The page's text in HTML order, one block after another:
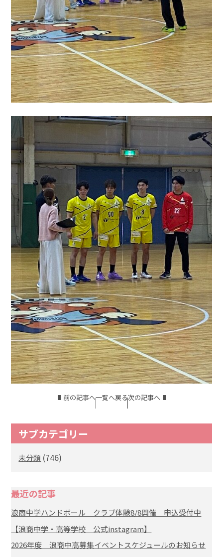
前の記事へ一覧へ戻る次の記事へ
サブカテゴリー
未分類 (746)
最近の記事
浪商中学ハンドボール クラブ体験8/8開催 申込受付中
【浪商中学・高等学校 公式instagram】
2026年度 浪商中高募集イベントスケジュールのお知らせ